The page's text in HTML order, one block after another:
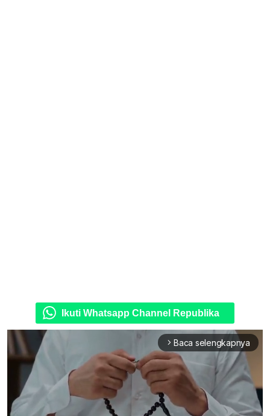
Ikuti Whatsapp Channel Republika
arrow_forward_ios Baca selengkapnya